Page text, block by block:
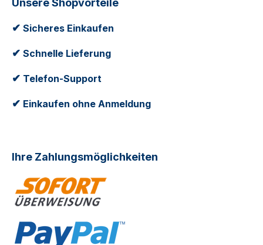
Unsere Shopvorteile
✔ Sicheres Einkaufen
✔ Schnelle Lieferung
✔ Telefon-Support
✔ Einkaufen ohne Anmeldung
Ihre Zahlungsmöglichkeiten